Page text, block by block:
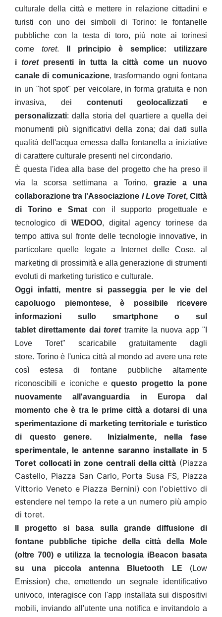
culturale della città e mettere in relazione cittadini e
turisti con uno dei simboli di Torino: le fontanelle
pubbliche con la testa di toro, più note ai torinesi
come toret.
Il principio è semplice: utilizzare
itoretpresenti in tutta la città come un nuovo
canale di comunicazione, trasformando ogni fontana
in un "hot spot" per veicolare, in forma gratuita e non
invasiva, dei contenuti geolocalizzati e
personalizzati: dalla storia del quartiere a quella dei
monumenti più significativi della zona; dai dati sulla
qualità dell'acqua emessa dalla fontanella a iniziative
di carattere culturale presenti nel circondario.
È questa l'idea alla base del progettoche ha preso il
via la scorsa settimana a Torino, grazie a una
collaborazione tra l'Associazione I Love Toret, Città
di Torino e Smat con il supporto progettuale e
tecnologico di WEDOO, digital agency torinese da
tempo attiva sul fronte delle tecnologie innovative, in
particolare quelle legate a Internet delle Cose, al
marketing di prossimità e alla generazione di strumenti
evoluti di marketing turistico e culturale.
Oggi infatti, mentre si passeggia per le vie del
capoluogo piemontese, è possibile ricevere
informazioni sullo smartphone o sul
tablet direttamente daitorettramite la nuova app "I
Love Toret" scaricabile gratuitamente dagli
store. Torino è l'unica città al mondo ad avere una rete
così estesa di fontane pubbliche altamente
riconoscibili e iconiche equesto progetto la pone
nuovamente all'avanguardia in Europa dal
momento che è tra le prime città a dotarsi di una
sperimentazione di marketing territoriale e turistico
di questo genere. Inizialmente, nella fase
sperimentale, le antenne saranno installate in 5
Toret collocati in zone centrali della città (Piazza
Castello, Piazza San Carlo, Porta Susa FS, Piazza
Vittorio Veneto e Piazza Bernini) con l'obiettivo di
estendere nel tempo la rete a un numero più ampio
di toret.
Il progetto si basa sulla grande diffusione di
fontane pubbliche tipiche della città della Mole
(oltre 700) e utilizza la tecnologia iBeacon basata
su una piccola antenna Bluetooth LE (Low
Emission) che, emettendo un segnale identificativo
univoco, interagisce con l'app installata sui dispositivi
mobili, inviando all'utente una notifica e invitandolo a